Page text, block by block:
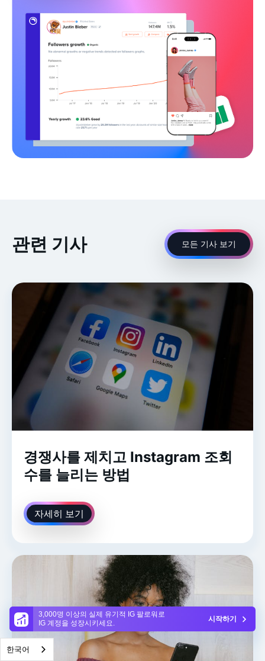
3,000명 이상의 실제 유기적 IG 팔로워로
IG 계정을 성장시키세요.
시작하기
관련 기사 모든 기사 보기
경쟁사를 제치고 Instagram 조회
수를 늘리는 방법
자세히 보기
한국어